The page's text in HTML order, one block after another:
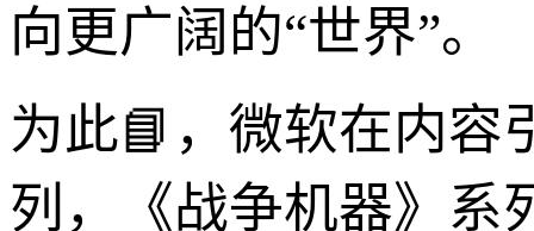
向更广阔的“世界”。
为此📘，微软在内容
列，《战争机器》系